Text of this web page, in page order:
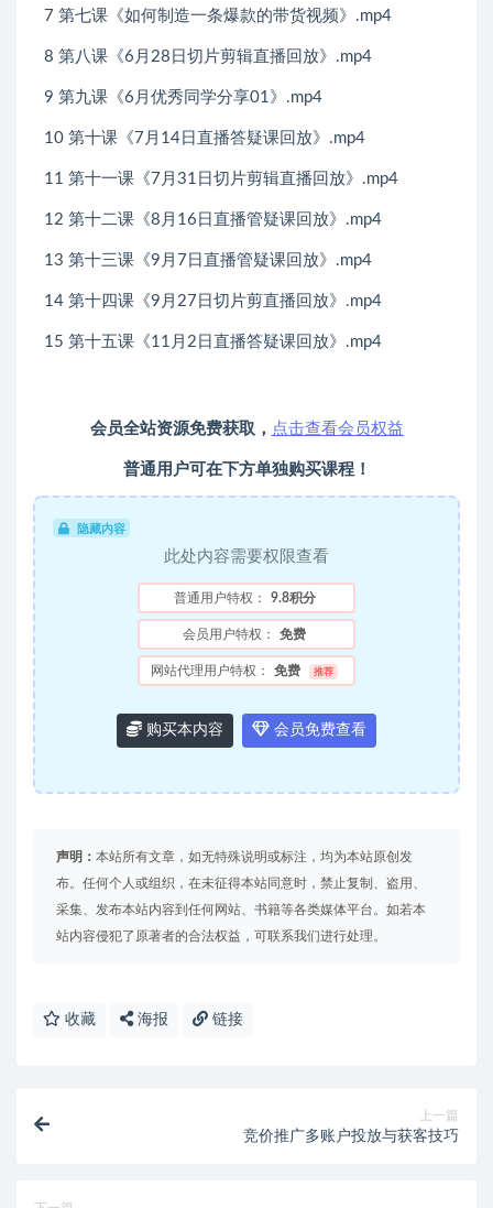
7 第七课《如何制造一条爆款的带货视频》.mp4
8 第八课《6月28日切片剪辑直播回放》.mp4
9 第九课《6月优秀同学分享01》.mp4
10 第十课《7月14日直播答疑课回放》.mp4
11 第十一课《7月31日切片剪辑直播回放》.mp4
12 第十二课《8月16日直播管疑课回放》.mp4
13 第十三课《9月7日直播管疑课回放》.mp4
14 第十四课《9月27日切片剪直播回放》.mp4
15 第十五课《11月2日直播答疑课回放》.mp4
会员全站资源免费获取， 点击查看会员权益
普通用户可在下方单独购买课程！
隐藏内容
此处内容需要权限查看
普通用户特权： 9.8积分
会员用户特权： 免费
网站代理用户特权： 免费 推荐
购买本内容 会员免费查看
声明： 本站所有文章，如无特殊说明或标注，均为本站原创发
布。任何个人或组织，在未征得本站同意时，禁止复制、盗用、
采集、发布本站内容到任何网站、书籍等各类媒体平台。如若本
站内容侵犯了原著者的合法权益，可联系我们进行处理。
收藏 海报 链接
上一篇
竞价推广多账户投放与获客技巧